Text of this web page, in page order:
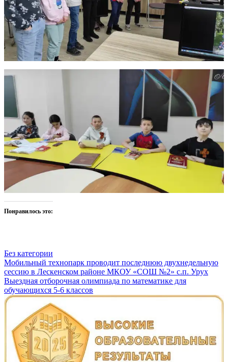
Понравилось это:
Без категории
Навигация
по
записям
Мобильный технопарк проводит последнюю двухнедельную
сессию в Лескенском районе МКОУ «СОШ №2» с.п. Урух
Выездная отборочная олимпиада по математике для
обучающихся 5-6 классов